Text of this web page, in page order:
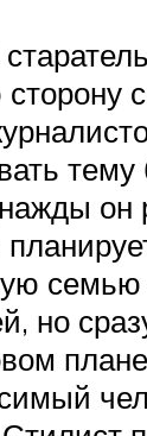
тему
он
семью
но